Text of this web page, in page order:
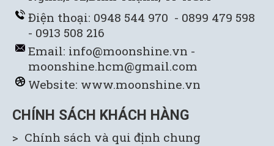
Điện thoại: 0948 544 970 - 0899 479 598
- 0913 508 216
Email: info@moonshine.vn -
moonshine.hcm@gmail.com
Website: www.moonshine.vn
CHÍNH SÁCH KHÁCH HÀNG
> Chính sách và qui định chung